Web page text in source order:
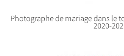
Photographe de mariage dans le
2020-